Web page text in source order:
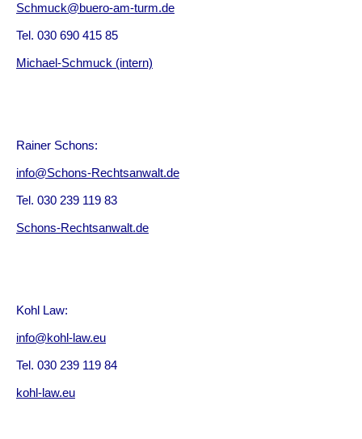
Schmuck@buero-am-turm.de
Tel. 030 690 415 85
Michael-Schmuck (intern)
Rainer Schons:
info@Schons-Rechtsanwalt.de
Tel. 030 239 119 83
Schons-Rechtsanwalt.de
Kohl Law:
info@kohl-law.eu
Tel. 030 239 119 84
kohl-law.eu